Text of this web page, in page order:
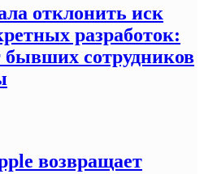
отклонить иск
разработок:
сотрудников
возвращает